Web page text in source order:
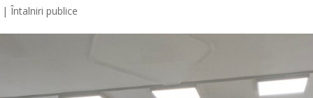
|Întalniri publice